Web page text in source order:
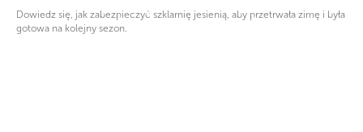
Dowiedz się, jak zabezpieczyć szklarnię jesienią, aby przetrwała zimę i była
gotowa na kolejny sezon.